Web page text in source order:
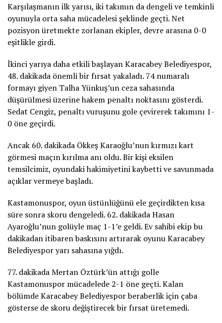
Karşılaşmanın ilk yarısı, iki takımın da dengeli ve temkinli
oyunuyla orta saha mücadelesi şeklinde geçti. Net
pozisyon üretmekte zorlanan ekipler, devre arasına 0-0
eşitlikle girdi.
İkinci yarıya daha etkili başlayan Karacabey Belediyespor,
48. dakikada önemli bir fırsat yakaladı. 74 numaralı
formayı giyen Talha Yünkuş’un ceza sahasında
düşürülmesi üzerine hakem penaltı noktasını gösterdi.
Sedat Cengiz, penaltı vuruşunu gole çevirerek takımını 1-
0 öne geçirdi.
Ancak 60. dakikada Ökkeş Karaoğlu’nun kırmızı kart
görmesi maçın kırılma anı oldu. Bir kişi eksilen
temsilcimiz, oyundaki hakimiyetini kaybetti ve savunmada
açıklar vermeye başladı.
Kastamonuspor, oyun üstünlüğünü ele geçirdikten kısa
süre sonra skoru dengeledi. 62. dakikada Hasan
Ayaroğlu’nun golüyle maç 1-1’e geldi. Ev sahibi ekip bu
dakikadan itibaren baskısını artırarak oyunu Karacabey
Belediyespor yarı sahasına yığdı.
77. dakikada Mertan Öztürk’ün attığı golle
Kastamonuspor mücadelede 2-1 öne geçti. Kalan
bölümde Karacabey Belediyespor beraberlik için çaba
gösterse de skoru değiştirecek bir fırsat üretemedi.